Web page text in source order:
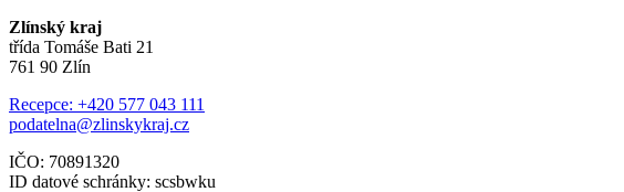
Zlínský kraj
třída Tomáše Bati 21
761 90 Zlín
Recepce: +420 577 043 111
podatelna@zlinskykraj.cz
IČO: 70891320
ID datové schránky: scsbwku